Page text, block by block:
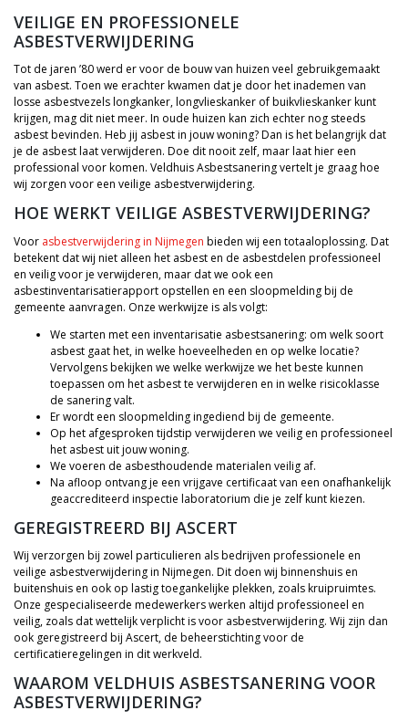
VEILIGE EN PROFESSIONELE
ASBESTVERWIJDERING
Tot de jaren ’80 werd er voor de bouw van huizen veel gebruikgemaakt
van asbest. Toen we erachter kwamen dat je door het inademen van
losse asbestvezels longkanker, longvlieskanker of buikvlieskanker kunt
krijgen, mag dit niet meer. In oude huizen kan zich echter nog steeds
asbest bevinden. Heb jij asbest in jouw woning? Dan is het belangrijk dat
je de asbest laat verwijderen. Doe dit nooit zelf, maar laat hier een
professional voor komen. Veldhuis Asbestsanering vertelt je graag hoe
wij zorgen voor een veilige asbestverwijdering.
HOE WERKT VEILIGE ASBESTVERWIJDERING?
Voor asbestverwijdering in Nijmegen bieden wij een totaaloplossing. Dat
betekent dat wij niet alleen het asbest en de asbestdelen professioneel
en veilig voor je verwijderen, maar dat we ook een
asbestinventarisatierapport opstellen en een sloopmelding bij de
gemeente aanvragen. Onze werkwijze is als volgt:
We starten met een inventarisatie asbestsanering: om welk soort
asbest gaat het, in welke hoeveelheden en op welke locatie?
Vervolgens bekijken we welke werkwijze we het beste kunnen
toepassen om het asbest te verwijderen en in welke risicoklasse
de sanering valt.
Er wordt een sloopmelding ingediend bij de gemeente.
Op het afgesproken tijdstip verwijderen we veilig en professioneel
het asbest uit jouw woning.
We voeren de asbesthoudende materialen veilig af.
Na afloop ontvang je een vrijgave certificaat van een onafhankelijk
geaccrediteerd inspectie laboratorium die je zelf kunt kiezen.
GEREGISTREERD BIJ ASCERT
Wij verzorgen bij zowel particulieren als bedrijven professionele en
veilige asbestverwijdering in Nijmegen. Dit doen wij binnenshuis en
buitenshuis en ook op lastig toegankelijke plekken, zoals kruipruimtes.
Onze gespecialiseerde medewerkers werken altijd professioneel en
veilig, zoals dat wettelijk verplicht is voor asbestverwijdering. Wij zijn dan
ook geregistreerd bij Ascert, de beheerstichting voor de
certificatieregelingen in dit werkveld.
WAAROM VELDHUIS ASBESTSANERING VOOR
ASBESTVERWIJDERING?